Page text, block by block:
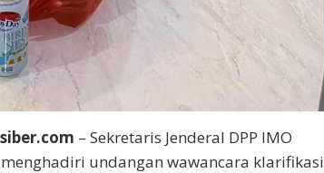
– Sekretaris Jenderal DPP IMO
undangan wawancara klarifikasi